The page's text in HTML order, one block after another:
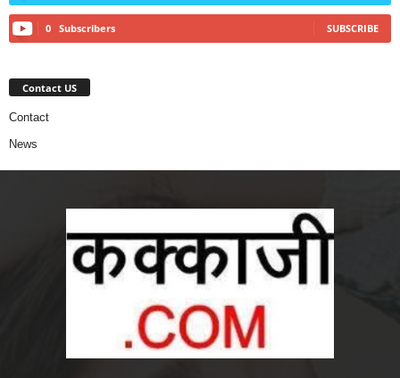
0 Subscribers SUBSCRIBE
Contact US
Contact
News